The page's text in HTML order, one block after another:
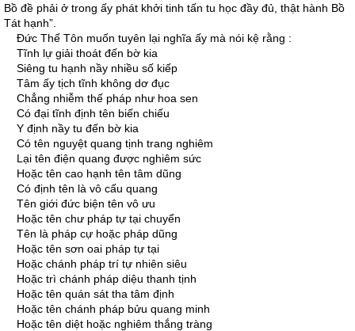
Bồ đề phải ở trong ấy phát khởi tinh tấn tu học đầy đủ, thật hành Bồ
Tát hạnh”.
Ðức Thế Tôn muốn tuyên lại nghĩa ấy mà nói kệ rằng :
Tĩnh lự giải thoát đến bờ kia
Siêng tu hạnh nầy nhiều số kiếp
Tâm ấy tịch tĩnh không dơ đục
Chẳng nhiễm thế pháp như hoa sen
Có đại tĩnh định tên biến chiếu
Y định nầy tu đến bờ kia
Có tên nguyệt quang tịnh trang nghiêm
Lại tên điện quang được nghiêm sức
Hoặc tên cao hạnh tên tâm dũng
Có định tên là vô cấu quang
Tên giới đức biện tên vô ưu
Hoặc tên chư pháp tự tại chuyển
Tên là pháp cự hoặc pháp dũng
Hoặc tên sơn oai pháp tự tại
Hoặc chánh pháp trí tự nhiên siêu
Hoặc trì chánh pháp diệu thanh tịnh
Hoặc tên quán sát tha tâm định
Hoặc tên chánh pháp bửu quang minh
Hoặc tên diệt hoặc nghiêm thắng tràng